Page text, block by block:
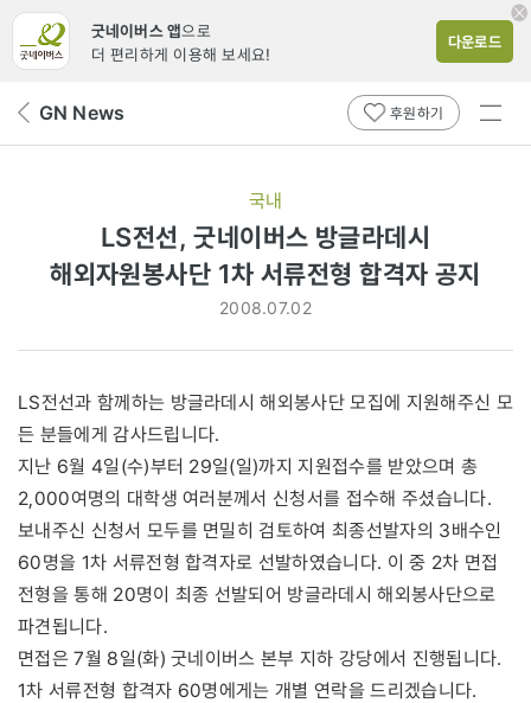
굿네이버스 앱으로
더 편리하게 이용해 보세요!
다운로드
뒤 GN News 후원하기
전체
국내
LS전선, 굿네이버스 방글라데시
해외자원봉사단 1차 서류전형 합격자 공지
2008.07.02
LS전선과 함께하는 방글라데시 해외봉사단 모집에 지원해주신 모
든 분들에게 감사드립니다.
지난 6월 4일(수)부터 29일(일)까지 지원접수를 받았으며 총
2,000여명의 대학생 여러분께서 신청서를 접수해 주셨습니다.
보내주신 신청서 모두를 면밀히 검토하여 최종선발자의 3배수인
60명을 1차 서류전형 합격자로 선발하였습니다. 이 중 2차 면접
전형을 통해 20명이 최종 선발되어 방글라데시 해외봉사단으로
파견됩니다.
면접은 7월 8일(화) 굿네이버스 본부 지하 강당에서 진행됩니다.
1차 서류전형 합격자 60명에게는 개별 연락을 드리겠습니다.